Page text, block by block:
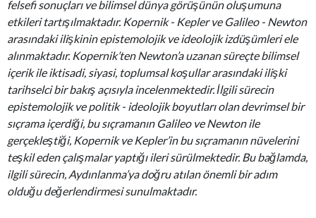
felsefi sonuçları ve bilimsel dünya görüşünün oluşumuna
etkileri tartışılmaktadır. Kopernik - Kepler ve Galileo - Newton
arasındaki ilişkinin epistemolojik ve ideolojik izdüşümleri ele
alınmaktadır. Kopernik’ten Newton’a uzanan süreçte bilimsel
içerik ile iktisadi, siyasi, toplumsal koşullar arasındaki ilişki
tarihselci bir bakış açısıyla incelenmektedir. İlgili sürecin
epistemolojik ve politik - ideolojik boyutları olan devrimsel bir
sıçrama içerdiği, bu sıçramanın Galileo ve Newton ile
gerçekleştiği, Kopernik ve Kepler’in bu sıçramanın nüvelerini
teşkil eden çalışmalar yaptığı ileri sürülmektedir. Bu bağlamda,
ilgili sürecin, Aydınlanma’ya doğru atılan önemli bir adım
olduğu değerlendirmesi sunulmaktadır.